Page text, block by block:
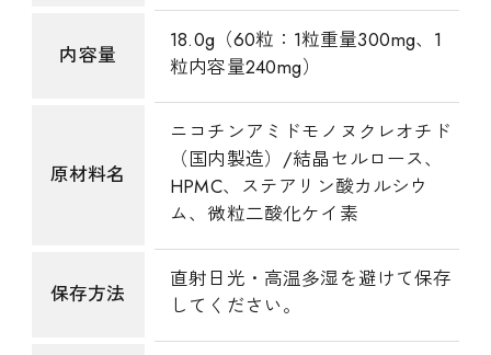
内容量
18.0g（60粒：1粒重量300mg、1
粒内容量240mg）
原材料名
ニコチンアミドモノヌクレオチド
（国内製造）/結晶セルロース、
HPMC、ステアリン酸カルシウ
ム、微粒二酸化ケイ素
保存方法
直射日光・高温多湿を避けて保存
してください。